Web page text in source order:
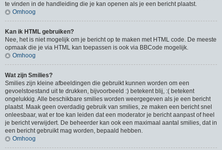
te vinden in de handleiding die je kan openen als je een bericht plaatst.
Omhoog
Kan ik HTML gebruiken?
Nee, het is niet mogelijk om je bericht op te maken met HTML code. De meeste
opmaak die je via HTML kan toepassen is ook via BBCode mogelijk.
Omhoog
Wat zijn Smilies?
Smilies zijn kleine afbeeldingen die gebruikt kunnen worden om een
gevoelstoestand uit te drukken, bijvoorbeeld :) betekent blij, :( betekent
ongelukkig. Alle beschikbare smilies worden weergegeven als je een bericht
plaatst. Maak geen overdadig gebruik van smilies, ze maken een bericht snel
onleesbaar, wat er toe kan leiden dat een moderator je bericht aanpast of heel
je bericht verwijdert. De beheerder kan ook een maximaal aantal smilies, dat in
een bericht gebruikt mag worden, bepaald hebben.
Omhoog